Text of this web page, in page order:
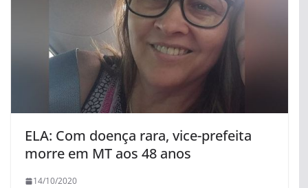
ELA: Com doença rara, vice-prefeita
morre em MT aos 48 anos
14/10/2020